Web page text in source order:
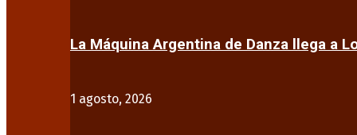
La Máquina Argentina de Danza llega a
1 agosto, 2026